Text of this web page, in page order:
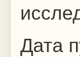
Дата